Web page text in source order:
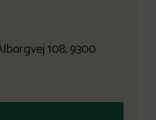
108, 9300